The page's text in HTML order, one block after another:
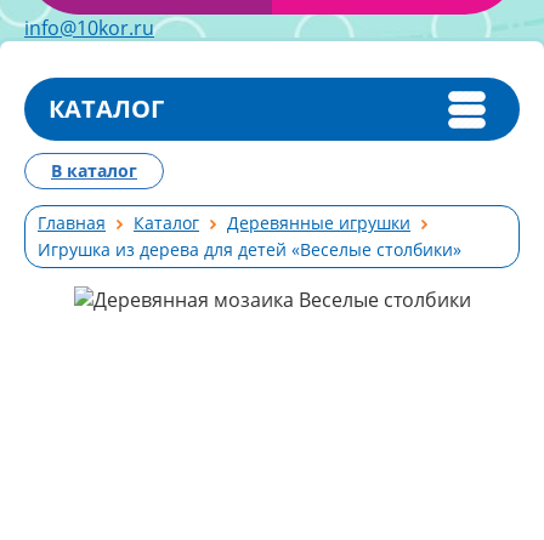
info@10kor.ru
КАТАЛОГ
Главная Каталог
Деревянные игрушки
Игрушка из дерева для детей «Веселые столбики»
В каталог